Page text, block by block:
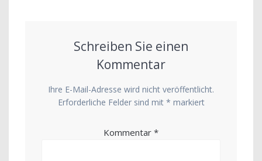
Schreiben Sie einen
Kommentar
Ihre E-Mail-Adresse wird nicht veröffentlicht.
Erforderliche Felder sind mit * markiert
Kommentar *